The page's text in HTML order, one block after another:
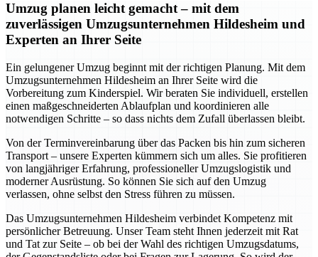
Umzug planen leicht gemacht – mit dem
zuverlässigen Umzugsunternehmen Hildesheim und
Experten an Ihrer Seite
Ein gelungener Umzug beginnt mit der richtigen Planung. Mit dem
Umzugsunternehmen Hildesheim an Ihrer Seite wird die
Vorbereitung zum Kinderspiel. Wir beraten Sie individuell, erstellen
einen maßgeschneiderten Ablaufplan und koordinieren alle
notwendigen Schritte – so dass nichts dem Zufall überlassen bleibt.
Von der Terminvereinbarung über das Packen bis hin zum sicheren
Transport – unsere Experten kümmern sich um alles. Sie profitieren
von langjähriger Erfahrung, professioneller Umzugslogistik und
moderner Ausrüstung. So können Sie sich auf den Umzug
verlassen, ohne selbst den Stress führen zu müssen.
Das Umzugsunternehmen Hildesheim verbindet Kompetenz mit
persönlicher Betreuung. Unser Team steht Ihnen jederzeit mit Rat
und Tat zur Seite – ob bei der Wahl des richtigen Umzugsdatums,